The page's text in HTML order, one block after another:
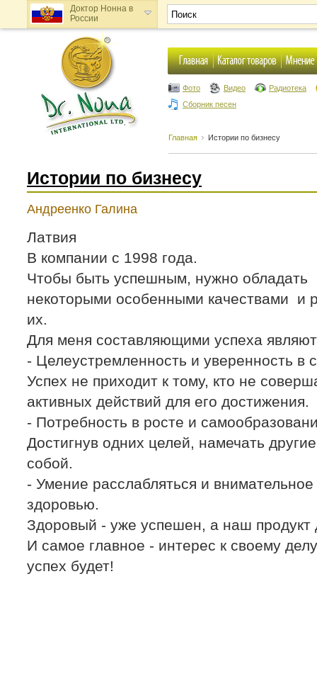
Доктор Нонна в
России
Доктор Нонна в
Украине
Фото Видео
Радиотека
Сборник песен
Главная Истории по бизнесу
Истории по бизнесу
Андреенко Галина
Латвия
В компании с 1998 года.
Чтобы быть успешным, нужно обладать
некоторыми особенными качествами и
их.
Для меня составляющими успеха
- Целеустремленность и уверенность в
Успех не приходит к тому, кто не
активных действий для его достижения.
- Потребность в росте и
Достигнув одних целей, намечать
собой.
- Умение расслабляться и
здоровью.
Здоровый - уже успешен, а наш продукт
И самое главное - интерес к своему
успех будет!